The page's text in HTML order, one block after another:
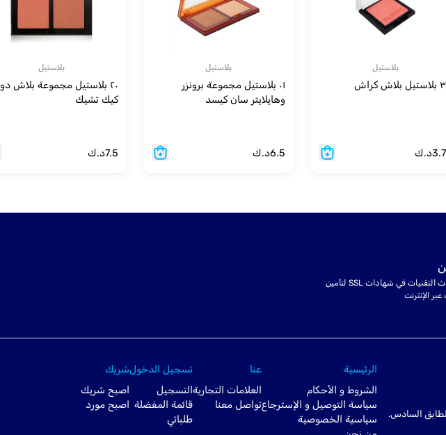
بلاستيل
كراش
د.ك
بلاستيل
٠١ بلاستيل مجموعة برونزر
وهايلايتر سان كيسد
6.5د.ك
بلاستيل
٢٠ بلاستيل مجموعة بلاش دو
كيك تشيك
7.5د.ك
اتبعت أحدث التقنيات في شهادات SSL لتأمين
الإنترنت
السادس.
الرئيسية
الشروط و الأحكام
سياسة التوصيل و الإسترجاع
سياسية الخصوصية
عنا
العلامات التجارية
تواصل معنا
تسجيل الدخول
التسجيل
قائمة المفضلة
طلباتي
شريك
اصبح شريك
اصبح مورد